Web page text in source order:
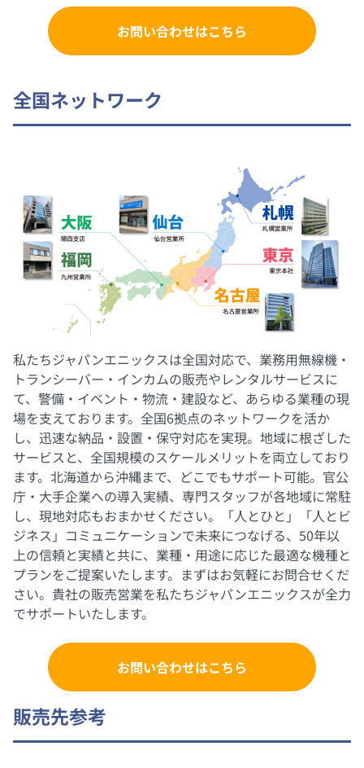
お問い合わせはこちら
全国ネットワーク
私たちジャパンエニックスは全国対応で、業務用無線機・
トランシーバー・インカムの販売やレンタルサービスに
て、警備・イベント・物流・建設など、あらゆる業種の現
場を支えております。全国6拠点のネットワークを活か
し、迅速な納品・設置・保守対応を実現。地域に根ざした
サービスと、全国規模のスケールメリットを両立しており
ます。北海道から沖縄まで、どこでもサポート可能。官公
庁・大手企業への導入実績、専門スタッフが各地域に常駐
し、現地対応もおまかせください。「人とひと」「人とビ
ジネス」コミュニケーションで未来につなげる、50年以
上の信頼と実績と共に、業種・用途に応じた最適な機種と
プランをご提案いたします。まずはお気軽にお問合せくだ
さい。貴社の販売営業を私たちジャパンエニックスが全力
でサポートいたします。
お問い合わせはこちら
販売先参考